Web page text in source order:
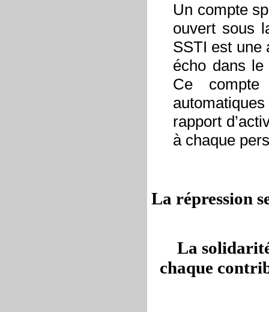
Un compte
ouvert sous
SSTI est une
écho dans
Ce
rapport
à chaque
La répression
La
chaque